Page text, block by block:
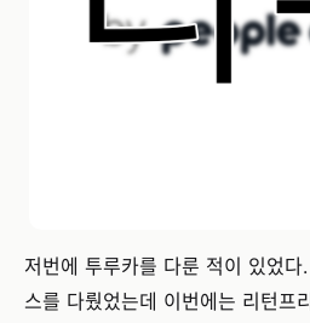
저번에 투루카를 다룬 적이 있었다
스를 다뤘었는데 이번에는 리턴프